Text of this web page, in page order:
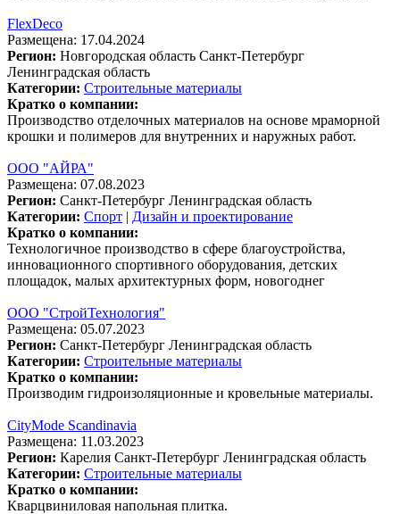
FlexDeco
Размещена: 17.04.2024
Регион: Новгородская область Санкт-Петербург
Ленинградская область
Категории: Строительные материалы
Кратко о компании:
Производство отделочных материалов на основе мраморной
крошки и полимеров для внутренних и наружных работ.
ООО "АЙРА"
Размещена: 07.08.2023
Регион: Санкт-Петербург Ленинградская область
Категории: Спорт | Дизайн и проектирование
Кратко о компании:
Технологичное производство в сфере благоустройства,
инновационного спортивного оборудования, детских
площадок, малых архитектурных форм, новогоднег
ООО "СтройТехнология"
Размещена: 05.07.2023
Регион: Санкт-Петербург Ленинградская область
Категории: Строительные материалы
Кратко о компании:
Производим гидроизоляционные и кровельные материалы.
CityMode Scandinavia
Размещена: 11.03.2023
Регион: Карелия Санкт-Петербург Ленинградская область
Категории: Строительные материалы
Кратко о компании:
Кварцвиниловая напольная плитка.